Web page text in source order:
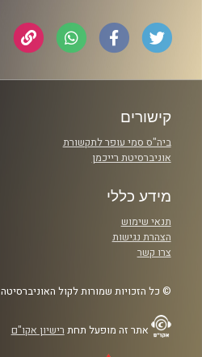
קישורים
ביה"ס סמי עופר לתקשורת
אוניברסיטת רייכמן
מידע כללי
תנאי שימוש
הצהרת נגישות
צרו קשר
© כל הזכויות שמורות לקול האוניברסיטה
אתר זה מופעל תחת רישיון אקו"ם